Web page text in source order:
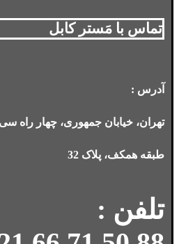
تماس با مَستر کابل
آدرس :
تهران، خیابان جمهوری، چهار راه سی
طبقه همکف، پلاک 32
تلفن :